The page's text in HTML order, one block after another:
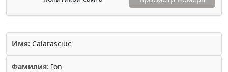
Имя: Calarasciuc
Фамилия: Ion